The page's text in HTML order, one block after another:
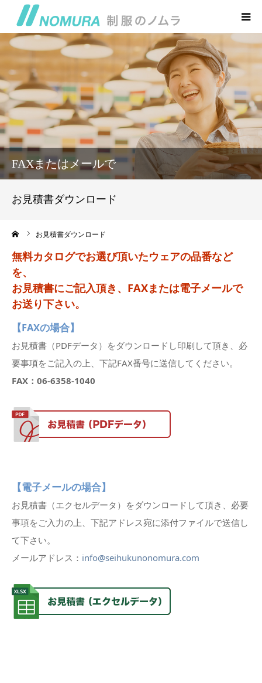
FAXまたはメールで
お見積書ダウンロード
お見積書ダウンロード
無料カタログでお選び頂いたウェアの品番など
を、
お見積書にご記入頂き、FAXまたは電子メールで
お送り下さい。
【FAXの場合】
お見積書（PDFデータ）をダウンロードし印刷して頂き、必
要事項をご記入の上、下記FAX番号に送信してください。
FAX：06-6358-1040
【電子メールの場合】
お見積書（エクセルデータ）をダウンロードして頂き、必要
事項をご入力の上、下記アドレス宛に添付ファイルで送信し
て下さい。
メールアドレス： info@seihukunonomura.com
トップページ
会社概要・アクセス
本店 お問い合わせ
制服の丸太屋